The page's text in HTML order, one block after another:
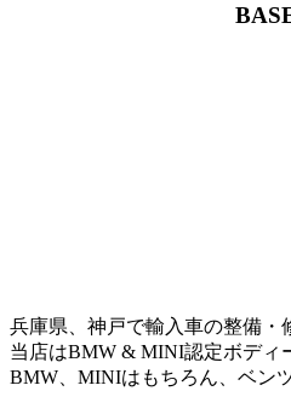
兵庫県、神戸で輸入車の整備・
当店はBMW & MINI認定ボディ
BMW、MINIはもちろん、ベン